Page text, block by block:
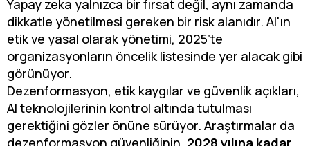
Yapay zeka yalnızca bir fırsat değil, aynı zamanda
dikkatle yönetilmesi gereken bir risk alanıdır. AI'ın
etik ve yasal olarak yönetimi, 2025’te
organizasyonların öncelik listesinde yer alacak gibi
görünüyor.
Dezenformasyon, etik kaygılar ve güvenlik açıkları,
AI teknolojilerinin kontrol altında tutulması
gerektiğini gözler önüne sürüyor. Araştırmalar da
dezenformasyon güvenliğinin, 2028 yılına kadar